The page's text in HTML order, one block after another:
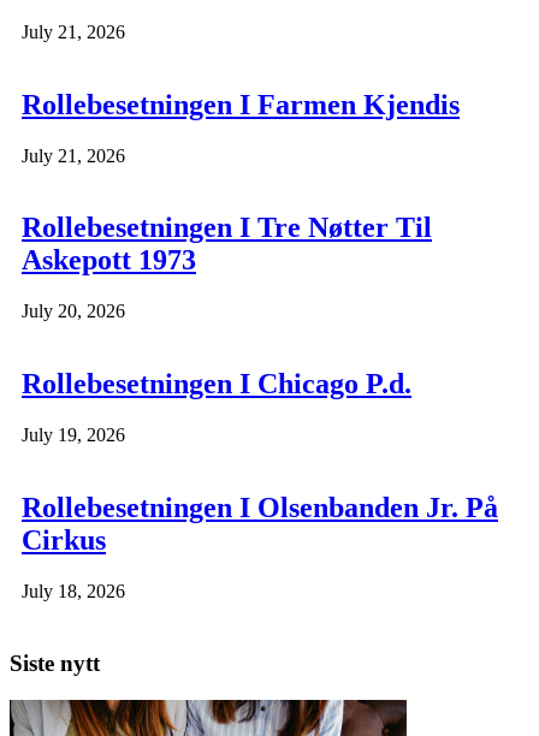
July 21, 2026
Rollebesetningen I Farmen Kjendis
July 21, 2026
Rollebesetningen I Tre Nøtter Til
Askepott 1973
July 20, 2026
Rollebesetningen I Chicago P.d.
July 19, 2026
Rollebesetningen I Olsenbanden Jr. På
Cirkus
July 18, 2026
Siste nytt